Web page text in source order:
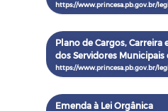
Plano de Cargos, Carreira
dos Servidores Municipais
Emenda à Lei Orgânica